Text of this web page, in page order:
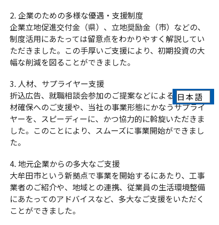
企業のための多様な優遇・支援制度
企業立地促進交付金（県）、立地奨励金（市）などの、
制度活用にあたっては留意点をわかりやすく解説してい
ただきました。この手厚いご支援により、初期投資の大
幅な削減を図ることができました。
人材、サプライヤー支援
折込広告、就職相談会参加のご提案などによる優秀な人
材確保へのご支援や、当社の事業形態にかなうサプライ
ヤーを、スピーディーに、かつ協力的に斡旋いただきま
した。このことにより、スムーズに事業開始ができまし
た。
地元企業からの多大なご支援
大牟田市という新拠点で事業を開始するにあたり、工事
業者のご紹介や、地域との連携、従業員の生活環境整備
にあたってのアドバイスなど、多大なご支援をいただく
ことができました。